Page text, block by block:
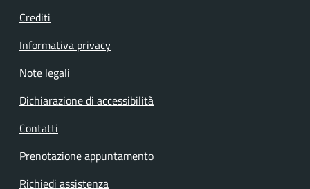
Crediti
Informativa privacy
Note legali
Dichiarazione di accessibilità
Contatti
Prenotazione appuntamento
Richiedi assistenza